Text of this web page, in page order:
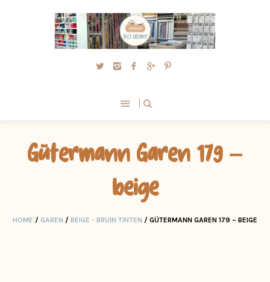
Gütermann Garen 179 –
beige
HOME / GAREN / BEIGE - BRUIN TINTEN / GÜTERMANN GAREN 179 – BEIGE